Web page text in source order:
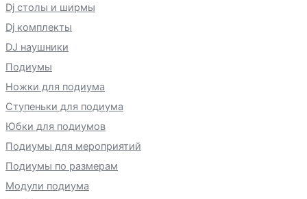
Dj столы и ширмы
Dj комплекты
DJ наушники
Подиумы
Ножки для подиума
Ступеньки для подиума
Юбки для подиумов
Подиумы для мероприятий
Подиумы по размерам
Модули подиума